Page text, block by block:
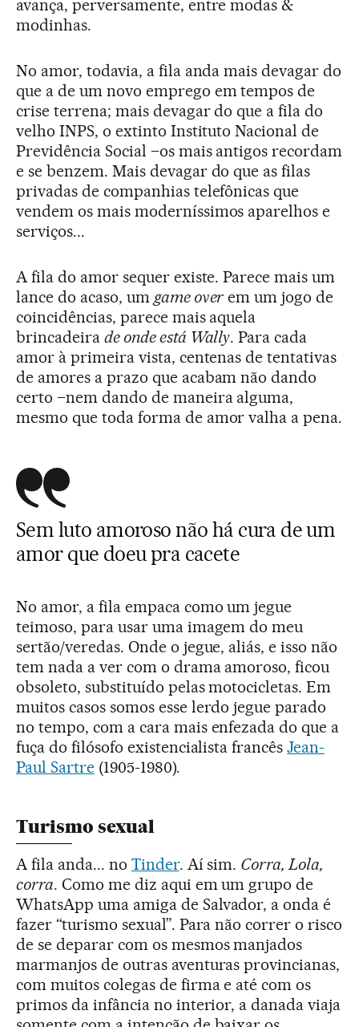
avança, perversamente, entre modas &
modinhas.
No amor, todavia, a fila anda mais devagar do
que a de um novo emprego em tempos de
crise terrena; mais devagar do que a fila do
velho INPS, o extinto Instituto Nacional de
Previdência Social –os mais antigos recordam
e se benzem. Mais devagar do que as filas
privadas de companhias telefônicas que
vendem os mais moderníssimos aparelhos e
serviços...
A fila do amor sequer existe. Parece mais um
lance do acaso, um game over em um jogo de
coincidências, parece mais aquela
brincadeira de onde está Wally. Para cada
amor à primeira vista, centenas de tentativas
de amores a prazo que acabam não dando
certo –nem dando de maneira alguma,
mesmo que toda forma de amor valha a pena.
Sem luto amoroso não há cura de um
amor que doeu pra cacete
No amor, a fila empaca como um jegue
teimoso, para usar uma imagem do meu
sertão/veredas. Onde o jegue, aliás, e isso não
tem nada a ver com o drama amoroso, ficou
obsoleto, substituído pelas motocicletas. Em
muitos casos somos esse lerdo jegue parado
no tempo, com a cara mais enfezada do que a
fuça do filósofo existencialista francêsJean-
Paul Sartre(1905-1980).
Turismo sexual
A fila anda... no Tinder. Aí sim. Corra, Lola,
corra. Como me diz aqui em um grupo de
WhatsApp uma amiga de Salvador, a onda é
fazer “turismo sexual”. Para não correr o risco
de se deparar com os mesmos manjados
marmanjos de outras aventuras provincianas,
com muitos colegas de firma e até com os
primos da infância no interior, a danada viaja